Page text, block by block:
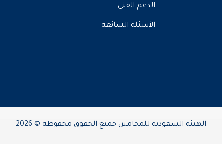
الدعم الفني
الأسئلة الشائعة
الهيئة السعودية للمحامين جميع الحقوق محفوظة © 2026